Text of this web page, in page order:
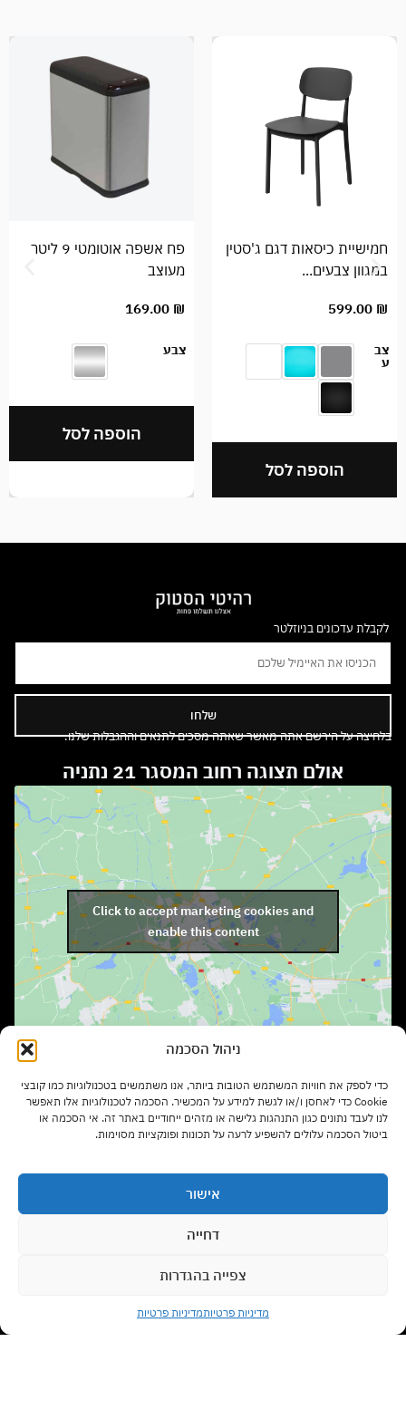
ניהול הסכמה
כדי לספק את חוויות המשתמש הטובות ביותר, אנו משתמשים בטכנולוגיות כמו קובצי
Cookie כדי לאחסן ו/או לגשת למידע על המכשיר. הסכמה לטכנולוגיות אלו תאפשר
לנו לעבד נתונים כגון התנהגות גלישה או מזהים ייחודיים באתר זה. אי הסכמה או
ביטול הסכמה עלולים להשפיע לרעה על תכונות ופונקציות מסוימות.
אישור
דחייה
צפייה בהגדרות
מדיניות פרטיותמדיניות פרטיות
599.00 ₪
חמישיית כיסאות דגם ג'סטין
במגוון צבעים...
צב
ע
הוספה לסל
169.00 ₪
פח אשפה אוטומטי 9 ליטר
מעוצב
צבע
הוספה לסל
לקבלת עדכונים בניוזלטר
שלחו
בלחיצה על הירשם אתה מאשר שאתה מסכים לתנאים וההגבלות שלנו.
אולם תצוגה רחוב המסגר 21 נתניה
Click to accept marketing cookies and
enable this content
ימים א' – ה' בשעות 9:00 – 17:00
יום ו' בשעות 9:00 – 13:00